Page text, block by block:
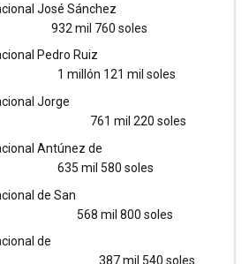
José Sánchez
mil 760 soles
Pedro Ruiz
121 mil soles
Jorge
mil 220 soles
Antúnez de
mil 580 soles
de San
mil 800 soles
de
mil 540 soles